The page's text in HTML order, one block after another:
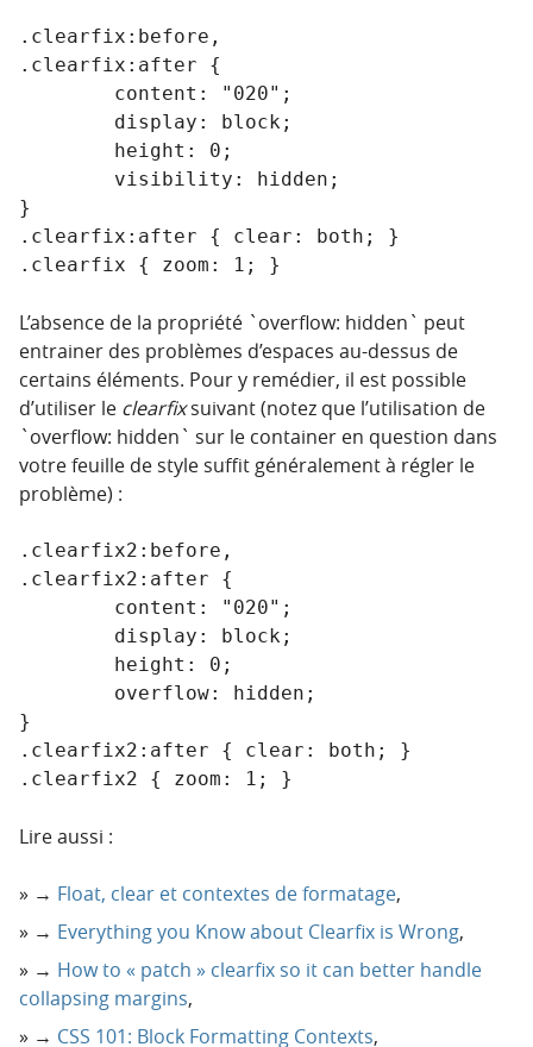
.clearfix:before,
.clearfix:after {
}
.clearfix:after { clear: both; }
.clearfix { zoom: 1; }
L’absence de la propriété `overflow: hidden` peut
entrainer des problèmes d’espaces au-dessus de
certains éléments. Pour y remédier, il est possible
d’utiliser le clearfixsuivant (notez que l’utilisation de
`overflow: hidden` sur le container en question dans
votre feuille de style suffit généralement à régler le
problème) :
.clearfix2:before,
.clearfix2:after {
}
.clearfix2:after { clear: both; }
.clearfix2 { zoom: 1; }
Lire aussi :
→ Float, clear et contextes de formatage,
→ Everything you Know about Clearfix is Wrong,
→ How to « patch » clearfix so it can better handle
collapsing margins,
→ CSS 101: Block Formatting Contexts,